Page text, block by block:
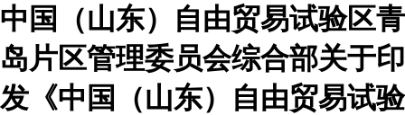
中国（山东）自由贸易试验区青
岛片区管理委员会综合部关于印
发《中国（山东）自由贸易试验